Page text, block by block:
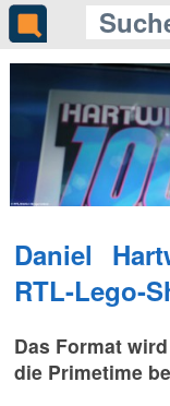
Daniel
RTL-Lego-
Das Format
die Primetime